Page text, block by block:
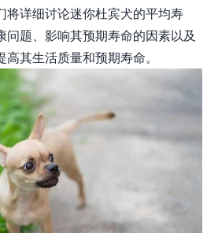
将详细讨论迷你杜宾犬的平均寿
问题、影响其预期寿命的因素以及
其生活质量和预期寿命。